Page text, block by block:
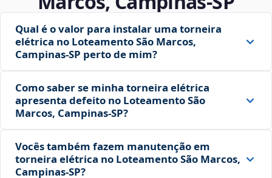
Qual é o valor para instalar uma torneira
elétrica no Loteamento São Marcos,
Campinas‑SP perto de mim?
Como saber se minha torneira elétrica
apresenta defeito no Loteamento São
Marcos, Campinas‑SP?
Vocês também fazem manutenção em
torneira elétrica no Loteamento São Marcos,
Campinas‑SP?